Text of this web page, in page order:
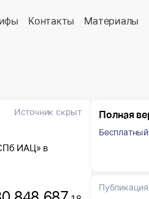
Контакты Материалы
Источник скрыт
ИАЦ» в
Полная
Публикация